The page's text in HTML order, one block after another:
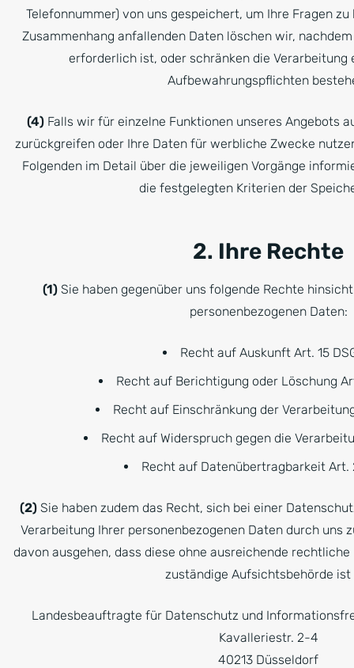
Telefonnummer) von uns gespeichert, um Ihre Fragen
Zusammenhang anfallenden Daten löschen wir,
erforderlich ist, oder schränken die Verarbeitung
Aufbewahrungspflichten
(4)Falls wir für einzelne Funktionen unseres Angebots
zurückgreifen oder Ihre Daten für werbliche Zwecke
Folgenden im Detail über die jeweiligen Vorgänge
die festgelegten Kriterien der
2. Ihre Rechte
(1)Sie haben gegenüber uns folgende Rechte
personenbezogenen Daten:
Recht auf Auskunft Art. 15
Recht auf Berichtigung oder Löschung
Recht auf Einschränkung der
Recht auf Widerspruch gegen die
Recht auf Datenübertragbarkeit Art.
(2)Sie haben zudem das Recht, sich bei einer
Verarbeitung Ihrer personenbezogenen Daten durch uns
davon ausgehen, dass diese ohne ausreichende
zuständige Aufsichtsbehörde ist
Landesbeauftragte für Datenschutz und
Kavalleriestr. 2-4
40213 Düsseldorf